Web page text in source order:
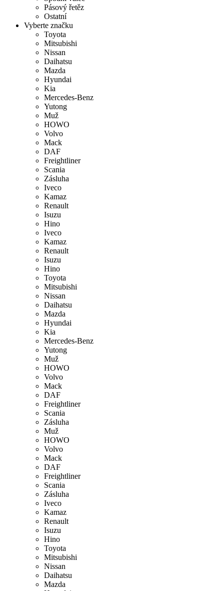
Pásový řetěz
Ostatní
Vyberte značku
Toyota
Mitsubishi
Nissan
Daihatsu
Mazda
Hyundai
Kia
Mercedes-Benz
Yutong
Muž
HOWO
Volvo
Mack
DAF
Freightliner
Scania
Zásluha
Iveco
Kamaz
Renault
Isuzu
Hino
Iveco
Kamaz
Renault
Isuzu
Hino
Toyota
Mitsubishi
Nissan
Daihatsu
Mazda
Hyundai
Kia
Mercedes-Benz
Yutong
Muž
HOWO
Volvo
Mack
DAF
Freightliner
Scania
Zásluha
Muž
HOWO
Volvo
Mack
DAF
Freightliner
Scania
Zásluha
Iveco
Kamaz
Renault
Isuzu
Hino
Toyota
Mitsubishi
Nissan
Daihatsu
Mazda